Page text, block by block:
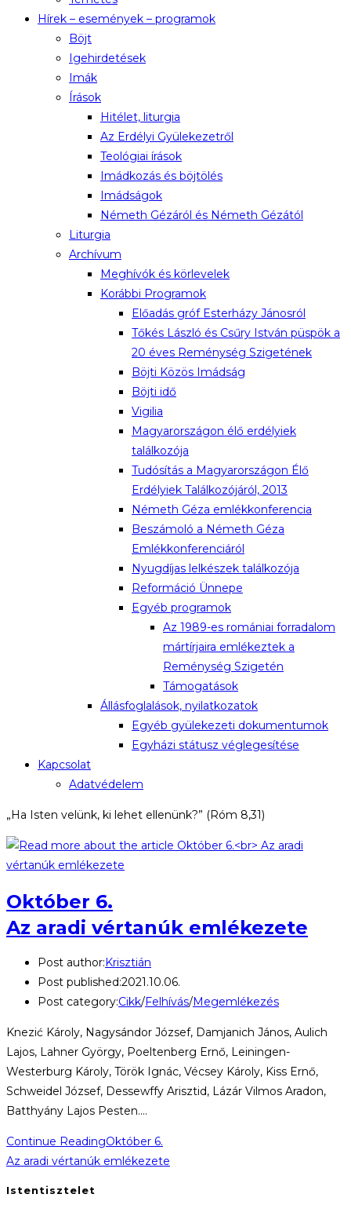
Hírek – események – programok
Böjt
Igehirdetések
Imák
Írások
Hitélet, liturgia
Az Erdélyi Gyülekezetről
Teológiai írások
Imádkozás és böjtölés
Imádságok
Németh Gézáról és Németh Gézától
Liturgia
Archívum
Meghívók és körlevelek
Korábbi Programok
Előadás gróf Esterházy Jánosról
Tőkés László és Csűry István püspök a
20 éves Reménység Szigetének
Böjti Közös Imádság
Böjti idő
Vigilia
Magyarországon élő erdélyiek
találkozója
Tudósítás a Magyarországon Élő
Erdélyiek Találkozójáról, 2013
Németh Géza emlékkonferencia
Beszámoló a Németh Géza
Emlékkonferenciáról
Nyugdíjas lelkészek találkozója
Reformáció Ünnepe
Egyéb programok
Az 1989-es romániai forradalom
mártírjaira emlékeztek a
Reménység Szigetén
Támogatások
Állásfoglalások, nyilatkozatok
Egyéb gyülekezeti dokumentumok
Egyházi státusz véglegesítése
Kapcsolat
Adatvédelem
„Ha Isten velünk, ki lehet ellenünk?” (Róm 8,31)
Október 6.
Az aradi vértanúk emlékezete
Post author: Krisztián
Post published:2021.10.06.
Post category:Cikk/Felhívás/Megemlékezés
Knezić Károly, Nagysándor József, Damjanich János, Aulich
Lajos, Lahner György, Poeltenberg Ernő, Leiningen-
Westerburg Károly, Török Ignác, Vécsey Károly, Kiss Ernő,
Schweidel József, Dessewffy Arisztid, Lázár Vilmos Aradon,
Batthyány Lajos Pesten.…
Continue ReadingOktóber 6.
Az aradi vértanúk emlékezete
Istentisztelet